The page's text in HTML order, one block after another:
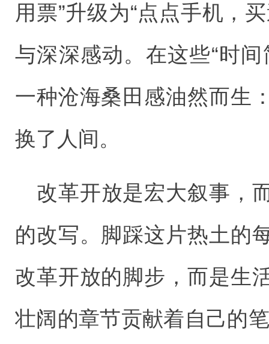
用票”升级为“点点手机，
与深深感动。在这些“时
一种沧海桑田感油然而生
换了人间。
改革开放是宏大叙事，
的改写。脚踩这片热土的
改革开放的脚步，而是生
壮阔的章节贡献着自己的